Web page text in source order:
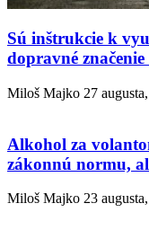
Sú inštrukcie k
dopravné
Miloš Majko 27
Alkohol za
zákonnú normu,
Miloš Majko 23